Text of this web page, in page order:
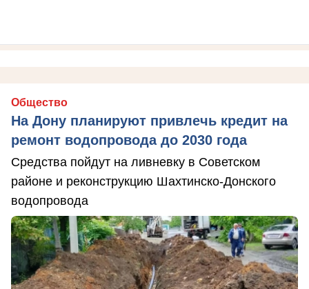
Общество
На Дону планируют привлечь кредит на
ремонт водопровода до 2030 года
Средства пойдут на ливневку в Советском
районе и реконструкцию Шахтинско-Донского
водопровода